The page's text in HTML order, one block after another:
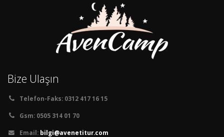
Bize Ulaşın
Telefon-Faks: 0312 417 16 15
Gsm: 0505 314 01 70
Email: bilgi@avenetitur.com